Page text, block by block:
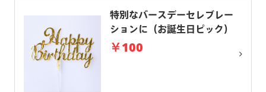
特別なバースデーセレブレー
ションに（お誕生日ピック）
￥100